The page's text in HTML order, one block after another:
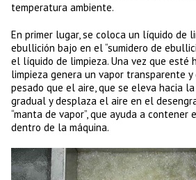
temperatura ambiente.
En primer lugar, se coloca un líquido de
ebullición bajo en el “sumidero de
el líquido de limpieza. Una vez que esté
limpieza genera un vapor transparente y
pesado que el aire, que se eleva hacia
gradual y desplaza el aire en el
“manta de vapor”, que ayuda a
dentro de la máquina.